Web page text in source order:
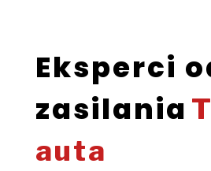
Eksperci
zasilania
auta